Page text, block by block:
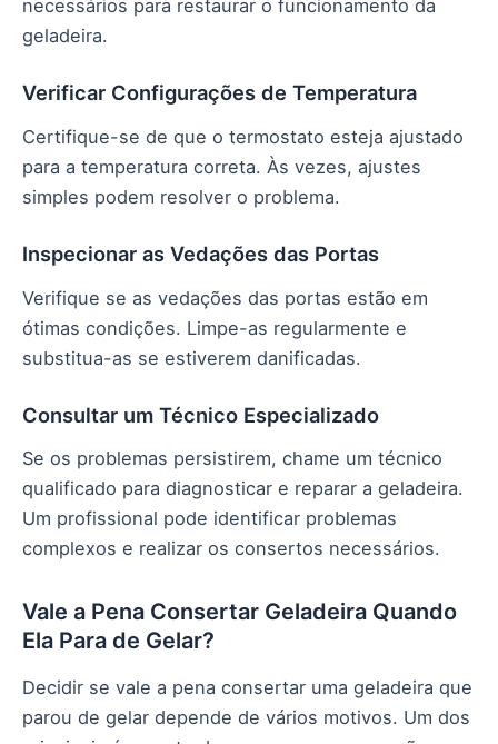
necessários para restaurar o funcionamento da
geladeira.
Verificar Configurações de Temperatura
Certifique-se de que o termostato esteja ajustado
para a temperatura correta. Às vezes, ajustes
simples podem resolver o problema.
Inspecionar as Vedações das Portas
Verifique se as vedações das portas estão em
ótimas condições. Limpe-as regularmente e
substitua-as se estiverem danificadas.
Consultar um Técnico Especializado
Se os problemas persistirem, chame um técnico
qualificado para diagnosticar e reparar a geladeira.
Um profissional pode identificar problemas
complexos e realizar os consertos necessários.
Vale a Pena Consertar Geladeira Quando
Ela Para de Gelar?
Decidir se vale a pena consertar uma geladeira que
parou de gelar depende de vários motivos. Um dos